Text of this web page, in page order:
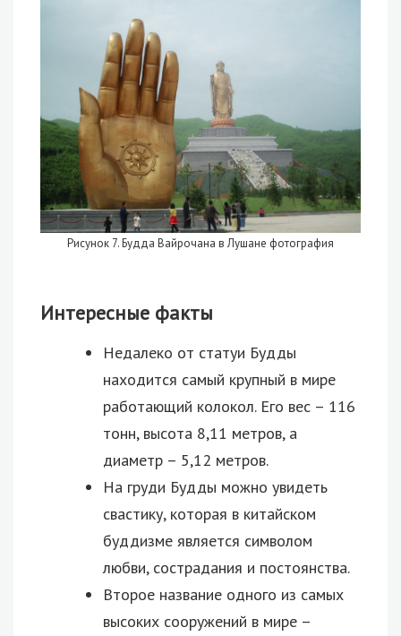
Рисунок 7. Будда Вайрочана в Лушане фотография
Интересные факты
Недалеко от статуи Будды
находится самый крупный в мире
работающий колокол. Его вес – 116
тонн, высота 8,11 метров, а
диаметр – 5,12 метров.
На груди Будды можно увидеть
свастику, которая в китайском
буддизме является символом
любви, сострадания и постоянства.
Второе название одного из самых
высоких сооружений в мире –